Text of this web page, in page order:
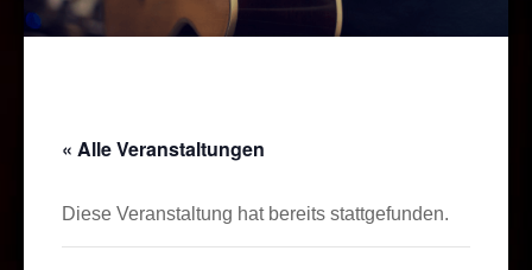
« Alle Veranstaltungen
Diese Veranstaltung hat bereits stattgefunden.